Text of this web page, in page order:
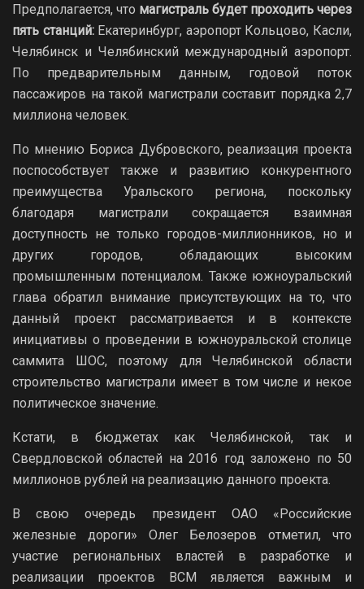
Предполагается, что магистраль будет проходить через
пять станций:Екатеринбург, аэропорт Кольцово, Касли,
Челябинск и Челябинский международный аэропорт.
По предварительным данным, годовой поток
пассажиров на такой магистрали составит порядка 2,7
миллиона человек.
По мнению Бориса Дубровского, реализация проекта
поспособствует также и развитию конкурентного
преимущества Уральского региона, поскольку
благодаря магистрали сокращается взаимная
доступность не только городов-миллионников, но и
других городов, обладающих высоким
промышленным потенциалом. Также южноуральский
глава обратил внимание присутствующих на то, что
данный проект рассматривается и в контексте
инициативы о проведении в южноуральской столице
саммита ШОС, поэтому для Челябинской области
строительство магистрали имеет в том числе и некое
политическое значение.
Кстати, в бюджетах как Челябинской, так и
Свердловской областей на 2016 год заложено по 50
миллионов рублей на реализацию данного проекта.
В свою очередь президент ОАО «Российские
железные дороги» Олег Белозеров отметил, что
участие региональных властей в разработке и
реализации проектов ВСМ является важным и